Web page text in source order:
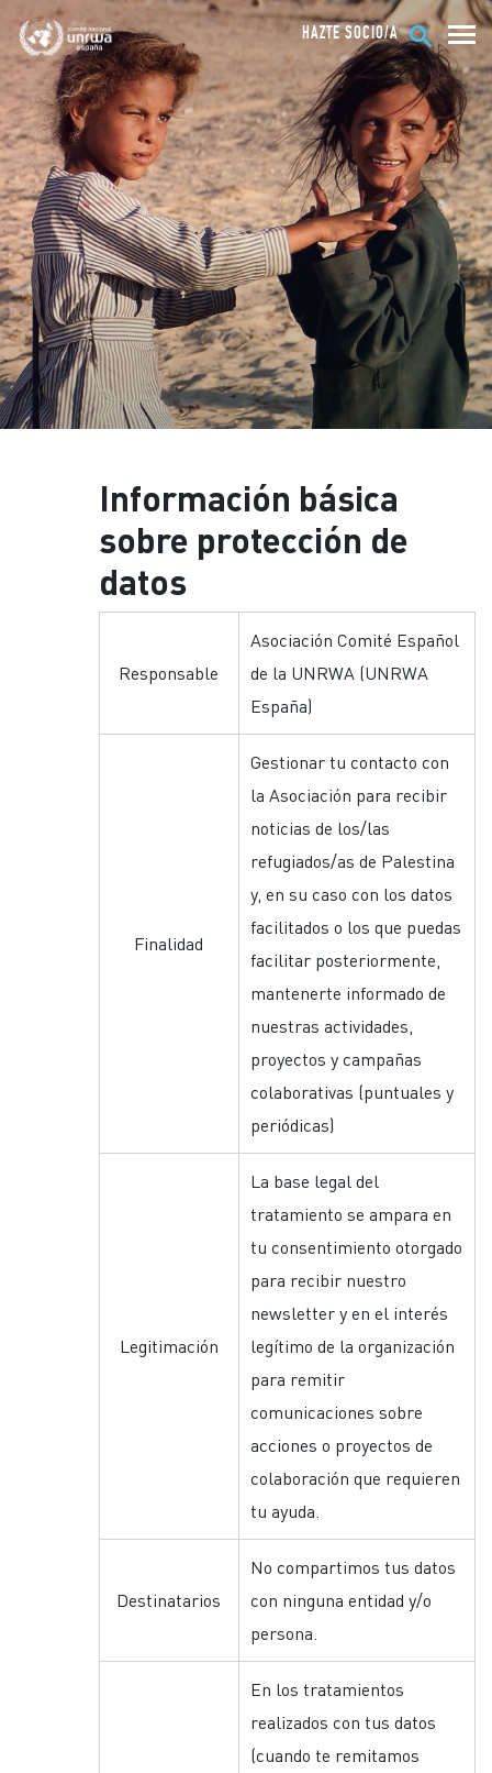
HAZTE SOCIO/A
Información básica
sobre protección de
datos
Responsable
Asociación Comité Español
de la UNRWA (UNRWA
España)
Finalidad
Gestionar tu contacto con
la Asociación para recibir
noticias de los/las
refugiados/as de Palestina
y, en su caso con los datos
facilitados o los que puedas
facilitar posteriormente,
mantenerte informado de
nuestras actividades,
proyectos y campañas
colaborativas (puntuales y
periódicas)
Legitimación
La base legal del
tratamiento se ampara en
tu consentimiento otorgado
para recibir nuestro
newsletter y en el interés
legítimo de la organización
para remitir
comunicaciones sobre
acciones o proyectos de
colaboración que requieren
tu ayuda.
Destinatarios
No compartimos tus datos
con ninguna entidad y/o
persona.
En los tratamientos
realizados con tus datos
(cuando te remitamos